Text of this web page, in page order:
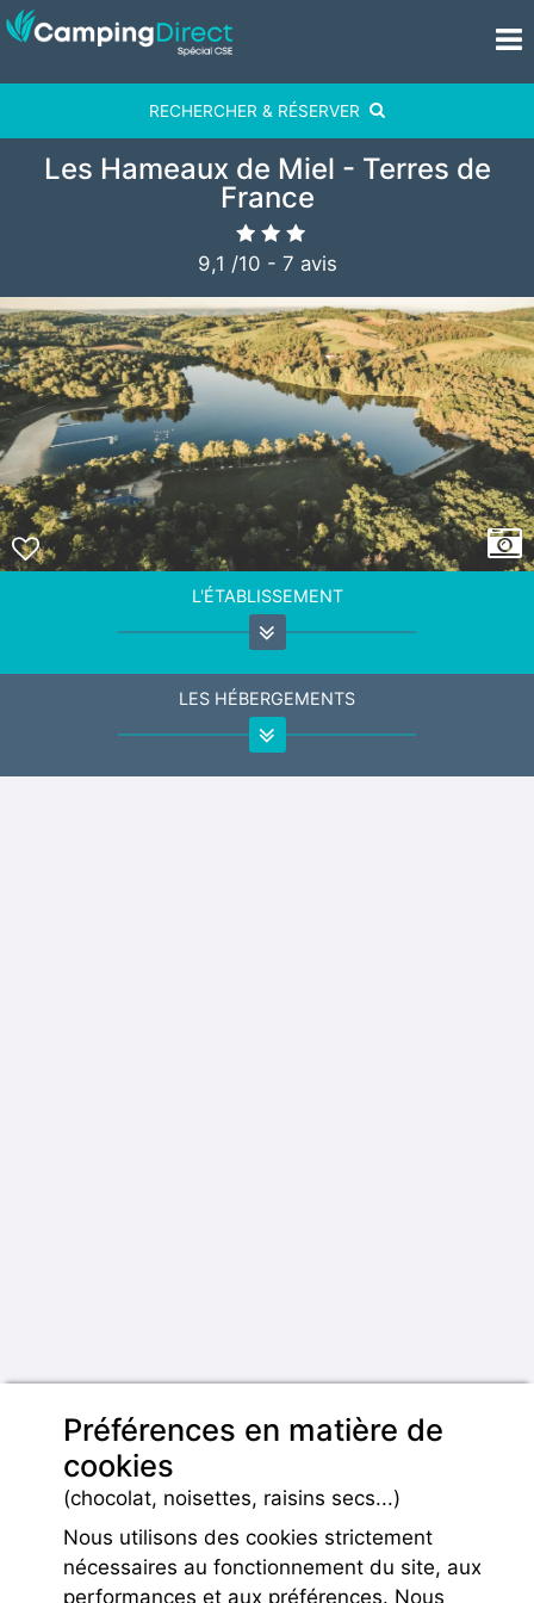
RECHERCHER & RÉSERVER
Les Hameaux de Miel - Terres de
France
9,1 /10 - 7 avis
L'ÉTABLISSEMENT
LES HÉBERGEMENTS
Préférences en matière de
cookies
(chocolat, noisettes, raisins secs...)
Nous utilisons des cookies strictement
nécessaires au fonctionnement du site, aux
performances et aux préférences. Nous